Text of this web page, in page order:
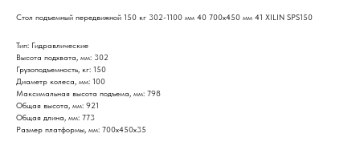
Стол подъемный передвижной 150 кг 302-1100 мм 40 700х450 мм 41 XILIN SPS150
Тип: Гидравлические
Высота подхвата, мм: 302
Грузоподъемность, кг: 150
Диаметр колеса, мм: 100
Максимальная высота подъема, мм: 798
Общая высота, мм: 921
Общая длина, мм: 773
Размер платформы, мм: 700х450х35